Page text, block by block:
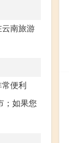
南旅游
便利
；如果您